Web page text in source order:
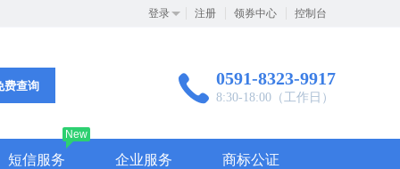
登录 注册 领券中心 控制台
费查询 0591-8323-9917
8:30-18:00（工作日）
短信服务
New
企业服务 商标公证